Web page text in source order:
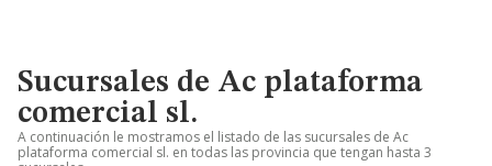
Sucursales de Ac plataforma
comercial sl.
A continuación le mostramos el listado de las sucursales de Ac
plataforma comercial sl. en todas las provincia que tengan hasta 3